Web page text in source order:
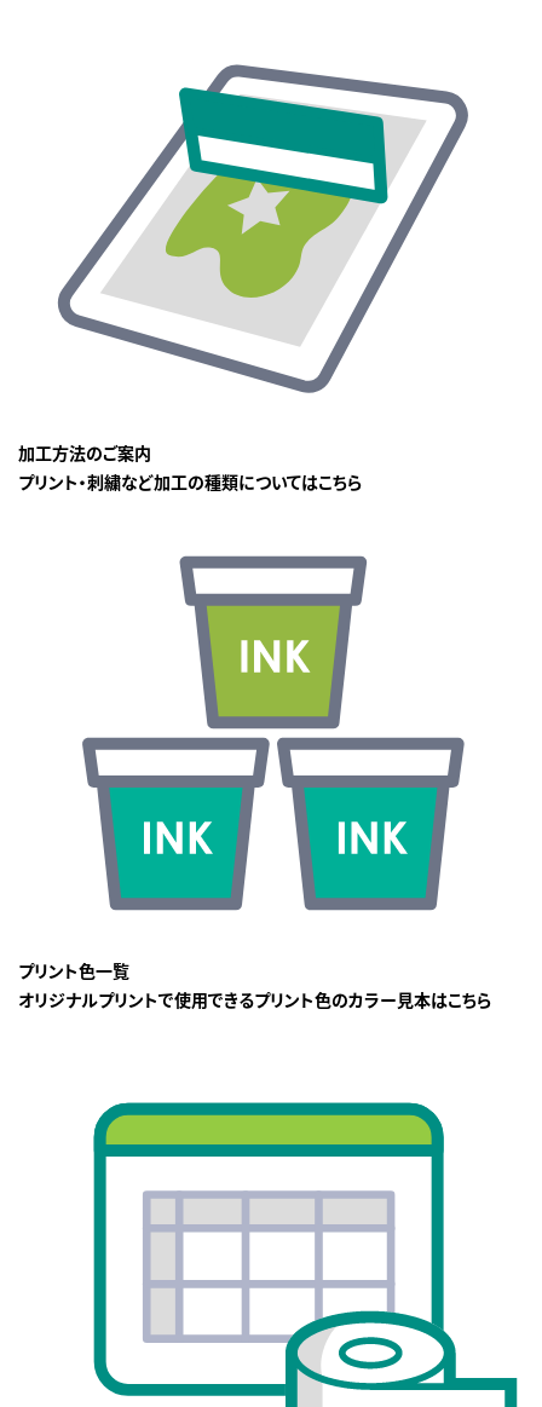
加工方法のご案内
プリント・刺繍など加工の種類についてはこちら
プリント色一覧
オリジナルプリントで使用できるプリント色のカラー見本はこちら